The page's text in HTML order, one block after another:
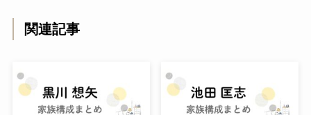
関連記事